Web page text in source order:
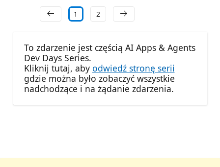
1 2
To zdarzenie jest częścią AI Apps & Agents
Dev Days Series.
Kliknij tutaj, aby odwiedź stronę serii
gdzie można było zobaczyć wszystkie
nadchodzące i na żądanie zdarzenia.